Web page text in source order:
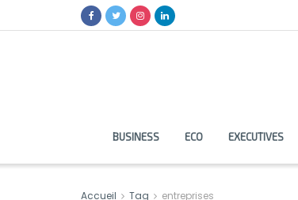
BUSINESS ECO EXECUTIVES
Accueil Tag entreprises